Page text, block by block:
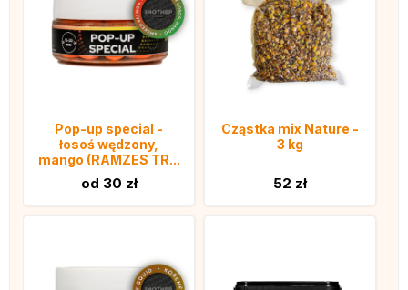
Pop-up special -
łosoś wędzony,
mango (RAMZES TR...
od 30 zł
Cząstka mix Nature -
3 kg
52 zł